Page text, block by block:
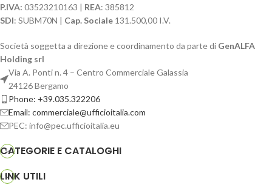
P.IVA: 03523210163 | REA: 385812
SDI: SUBM70N | Cap. Sociale 131.500,00 I.V.
Società soggetta a direzione e coordinamento da parte di GenALFA
Holding srl
Via A. Ponti n. 4 – Centro Commerciale Galassia
24126 Bergamo
Phone: +39.035.322206
Email: commerciale@ufficioitalia.com
PEC: info@pec.ufficioitalia.eu
CATEGORIE E CATALOGHI
LINK UTILI